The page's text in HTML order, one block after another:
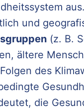
und
(z. B.
ältere
des
die